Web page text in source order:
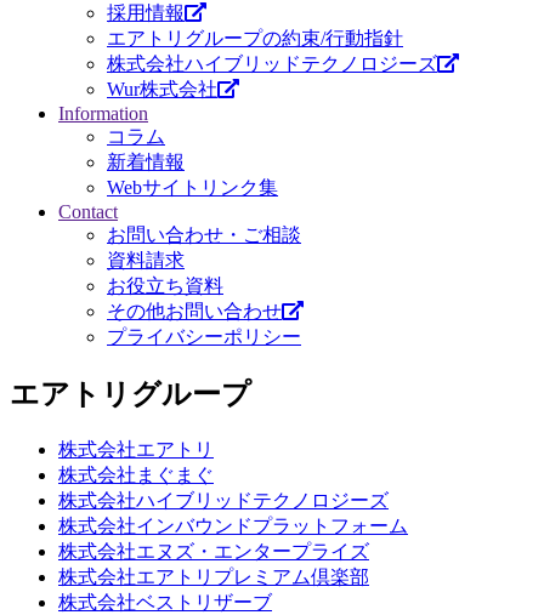
採用情報
エアトリグループの約束/行動指針
株式会社ハイブリッドテクノロジーズ
Wur株式会社
Information
コラム
新着情報
Webサイトリンク集
Contact
お問い合わせ・ご相談
資料請求
お役立ち資料
その他お問い合わせ
プライバシーポリシー
エアトリグループ
株式会社エアトリ
株式会社まぐまぐ
株式会社ハイブリッドテクノロジーズ
株式会社インバウンドプラットフォーム
株式会社エヌズ・エンタープライズ
株式会社エアトリプレミアム倶楽部
株式会社ベストリザーブ